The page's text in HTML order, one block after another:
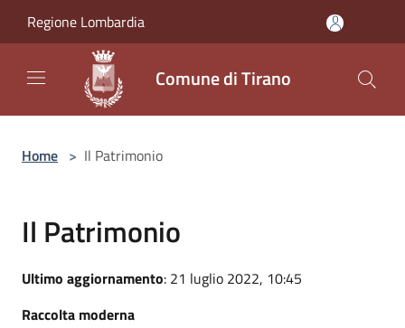
Regione Lombardia
Comune di Tirano
Home > Il Patrimonio
Il Patrimonio
Ultimo aggiornamento: 21 luglio 2022, 10:45
Raccolta moderna